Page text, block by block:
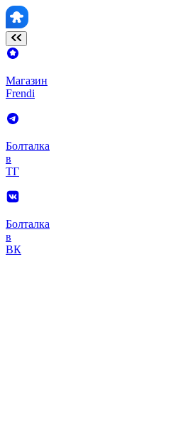
Магазин
Frendi
Болталка
в
ТГ
Болталка
в
ВК